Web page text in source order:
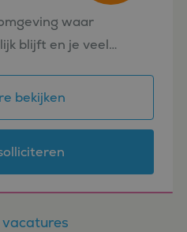
waar
blijft en je veel
met direct
bekijken
vacatures